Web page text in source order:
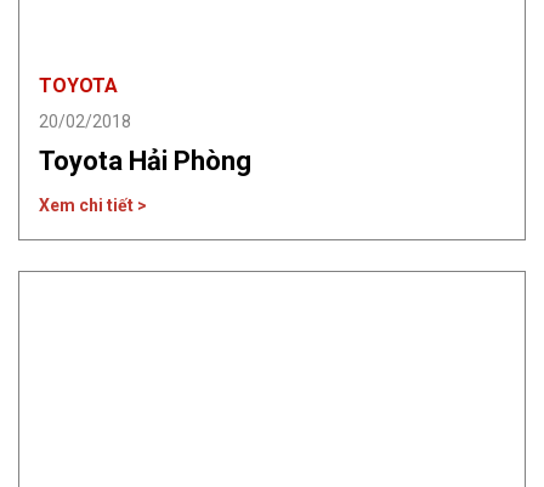
TOYOTA
20/02/2018
Toyota Hải Phòng
Xem chi tiết >